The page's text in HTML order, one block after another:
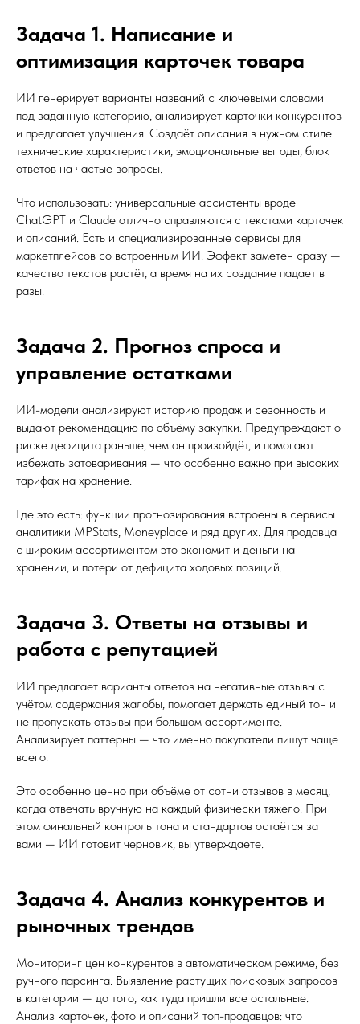
Задача 1. Написание и
оптимизация карточек товара
ИИ генерирует варианты названий с ключевыми словами
под заданную категорию, анализирует карточки конкурентов
и предлагает улучшения. Создаёт описания в нужном стиле:
технические характеристики, эмоциональные выгоды, блок
ответов на частые вопросы.
Что использовать: универсальные ассистенты вроде
ChatGPT и Claude отлично справляются с текстами карточек
и описаний. Есть и специализированные сервисы для
маркетплейсов со встроенным ИИ. Эффект заметен сразу —
качество текстов растёт, а время на их создание падает в
разы.
Задача 2. Прогноз спроса и
управление остатками
ИИ-модели анализируют историю продаж и сезонность и
выдают рекомендацию по объёму закупки. Предупреждают о
риске дефицита раньше, чем он произойдёт, и помогают
избежать затоваривания — что особенно важно при высоких
тарифах на хранение.
Где это есть: функции прогнозирования встроены в сервисы
аналитики MPStats, Moneyplace и ряд других. Для продавца
с широким ассортиментом это экономит и деньги на
хранении, и потери от дефицита ходовых позиций.
Задача 3. Ответы на отзывы и
работа с репутацией
ИИ предлагает варианты ответов на негативные отзывы с
учётом содержания жалобы, помогает держать единый тон и
не пропускать отзывы при большом ассортименте.
Анализирует паттерны — что именно покупатели пишут чаще
всего.
Это особенно ценно при объёме от сотни отзывов в месяц,
когда отвечать вручную на каждый физически тяжело. При
этом финальный контроль тона и стандартов остаётся за
вами — ИИ готовит черновик, вы утверждаете.
Задача 4. Анализ конкурентов и
рыночных трендов
Мониторинг цен конкурентов в автоматическом режиме, без
ручного парсинга. Выявление растущих поисковых запросов
в категории — до того, как туда пришли все остальные.
Анализ карточек, фото и описаний топ-продавцов: что